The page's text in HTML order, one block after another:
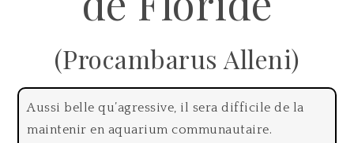
(Procambarus Alleni)
Aussi belle qu’agressive, il sera difficile de la
maintenir en aquarium communautaire.